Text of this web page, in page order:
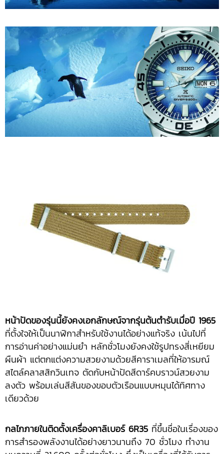
หน้าปัดของรุ่นนี้ยังคงเอกลักษณ์จากรุ่นต้นตำรับเมื่อปี 1965
ที่ตั้งใจให้เป็นนาฬิกาสำหรับใช้งานได้อย่างแท้จริง เน้นไปที่
การอ่านค่าอย่างแม่นยำ หลักชั่วโมงยังคงใช้รูปทรงสี่เหยียม
ผืนผ้า แต่ตกแต่งความสวยงามด้วยสีคาราเมลที่ให้อารมณ์
สไตล์คลาสสิกวินเทจ ตัดกับหน้าปัดสีดาร์คบราวน์สวยงาม
ลงตัว พร้อมเล่นสีสันของขอบตัวเรือนแบบหมุนได้ทิศทาง
เดียวด้วย
กลไกภายในติดตั้งเครื่องคาลิเบอร์ 6R35 ที่ขึ้นชื่อในเรื่องของ
การสำรองพลังงานได้อย่างยาวนานถึง 70 ชั่วโมง ทำงาน